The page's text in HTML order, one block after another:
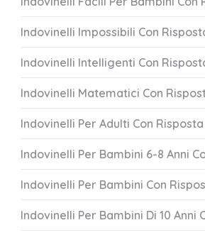
Indovinelli Impossibili Con
Indovinelli Intelligenti Con
Indovinelli Matematici Con
Indovinelli Per Adulti Con Risposta
Indovinelli Per Bambini 6-8 Anni
Indovinelli Per Bambini Con
Indovinelli Per Bambini Di 10 Anni